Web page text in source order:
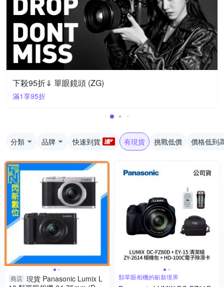
下殺95折⇓ 單眼鏡頭 (ZG)
滿1享95折
分類 品牌 快速到貨 有現貨 挑戰低價 價格低到
商店 現貨 Panasonic Lumix L
類單眼相機的嶄新境界